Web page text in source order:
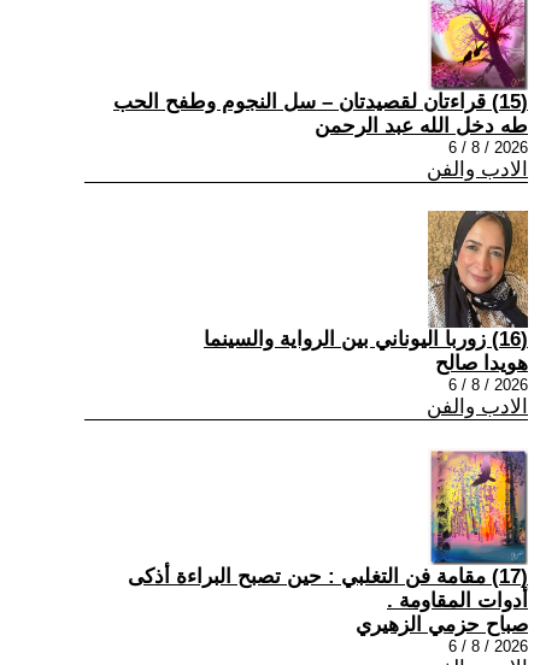
(15) قراءتان لقصيدتان – سل النجوم وطفح الحب
طه دخل الله عبد الرحمن
2026 / 8 / 6
الادب والفن
(16) زوربا اليوناني بين الرواية والسينما
هويدا صالح
2026 / 8 / 6
الادب والفن
(17) مقامة فن التغلبي : حين تصبح البراءة أذكى
أدوات المقاومة .
صباح حزمي الزهيري
2026 / 8 / 6